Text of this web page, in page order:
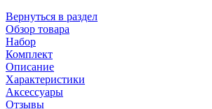
Вернуться в раздел
Обзор товара
Набор
Комплект
Описание
Характеристики
Аксессуары
Отзывы